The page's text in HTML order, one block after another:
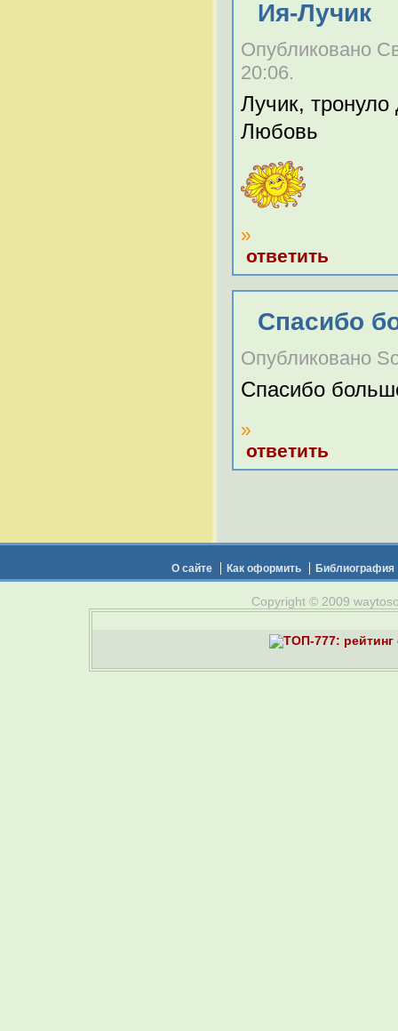
Ия-Лучик
Опубликовано
20:06.
Лучик,
Любовь
»
ответить
Спасибо
Опубликовано
Спасибо
»
ответить
О сайте Как оформить Библиография
Copyright © 2009